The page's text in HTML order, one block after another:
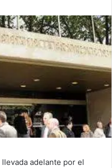
adelante por el